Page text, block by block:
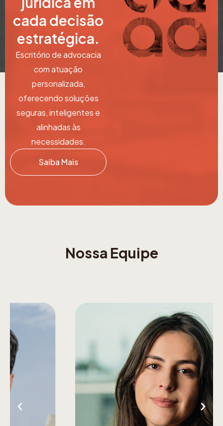
cada decisão
estratégica.
Escritório de advocacia
com atuação
personalizada,
oferecendo soluções
seguras,inteligentes e
alinhadas às
necessidades.
Saiba Mais
Nossa Equipe